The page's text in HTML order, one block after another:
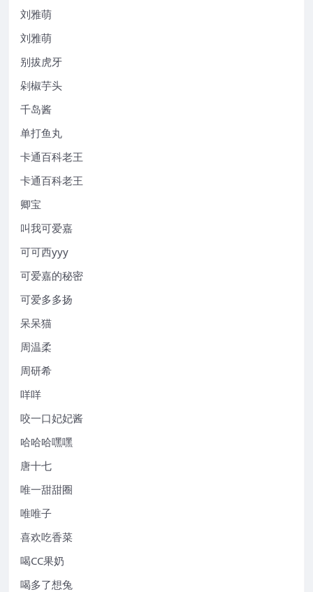
刘雅萌
刘雅萌
别拔虎牙
剁椒芋头
千岛酱
单打鱼丸
卡通百科老王
卡通百科老王
卿宝
叫我可爱嘉
可可西yyy
可爱嘉的秘密
可爱多多扬
呆呆猫
周温柔
周研希
咩咩
咬一口妃妃酱
哈哈哈嘿嘿
唐十七
唯一甜甜圈
唯唯子
喜欢吃香菜
喝CC果奶
喝多了想兔